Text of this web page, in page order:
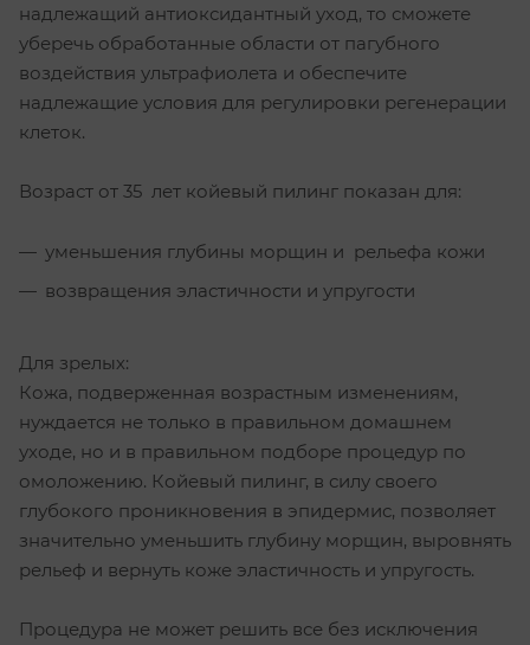
надлежащий антиоксидантный уход, то сможете
уберечь обработанные области от пагубного
воздействия ультрафиолета и обеспечите
надлежащие условия для регулировки регенерации
клеток.
Возраст от 35 лет койевый пилинг показан для:
уменьшения глубины морщин и рельефа кожи
возвращения эластичности и упругости
Для зрелых:
Кожа, подверженная возрастным изменениям,
нуждается не только в правильном домашнем
уходе, но и в правильном подборе процедур по
омоложению. Койевый пилинг, в силу своего
глубокого проникновения в эпидермис, позволяет
значительно уменьшить глубину морщин, выровнять
рельеф и вернуть коже эластичность и упругость.
Процедура не может решить все без исключения